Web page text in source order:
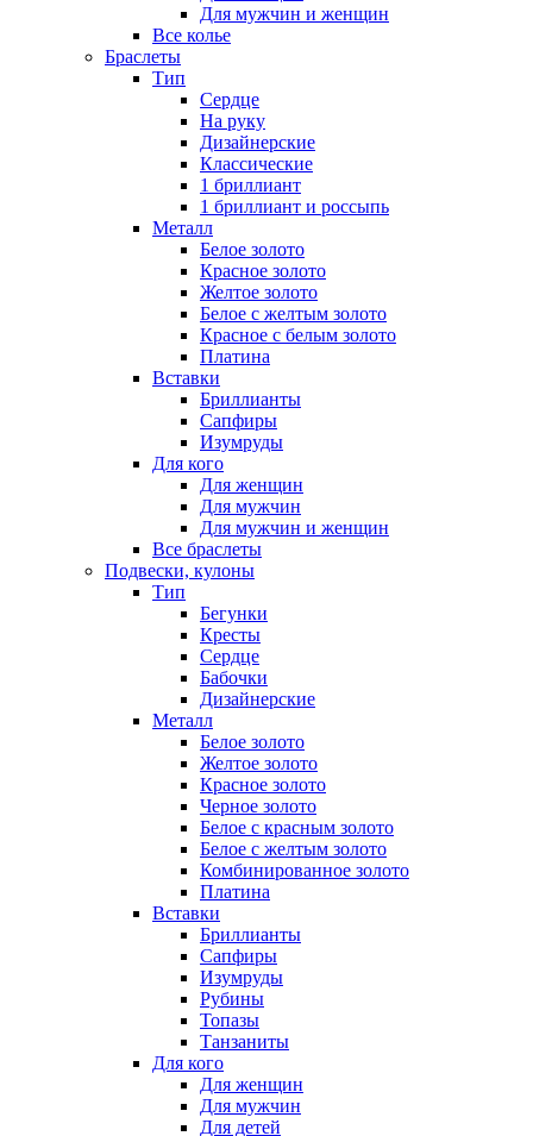
Для мужчин и женщин
Все колье
Браслеты
Тип
Сердце
На руку
Дизайнерские
Классические
1 бриллиант
1 бриллиант и россыпь
Металл
Белое золото
Красное золото
Желтое золото
Белое с желтым золото
Красное с белым золото
Платина
Вставки
Бриллианты
Сапфиры
Изумруды
Для кого
Для женщин
Для мужчин
Для мужчин и женщин
Все браслеты
Подвески, кулоны
Тип
Бегунки
Кресты
Сердце
Бабочки
Дизайнерские
Металл
Белое золото
Желтое золото
Красное золото
Черное золото
Белое с красным золото
Белое с желтым золото
Комбинированное золото
Платина
Вставки
Бриллианты
Сапфиры
Изумруды
Рубины
Топазы
Танзаниты
Для кого
Для женщин
Для мужчин
Для детей